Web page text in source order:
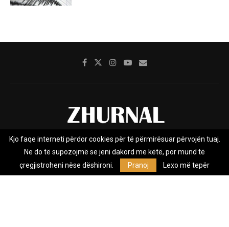
Rreth nesh Impresumi Marketing
Privacy Policy
Zhurnal.mk është Agjenci e Lajmeve e pavarur, e themeluar në vitin
Kjo faqe interneti përdor cookies për të përmirësuar përvojën tuaj.
Ne do të supozojmë se jeni dakord me këtë, por mund të
çregjistroheni nëse dëshironi.
Pranoj Lexo më tepër